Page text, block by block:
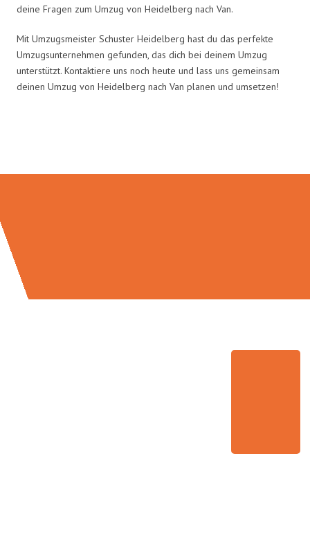
deine Fragen zum Umzug von Heidelberg nach Van.
Mit Umzugsmeister Schuster Heidelberg hast du das perfekte
Umzugsunternehmen gefunden, das dich bei deinem Umzug
unterstützt. Kontaktiere uns noch heute und lass uns gemeinsam
deinen Umzug von Heidelberg nach Van planen und umsetzen!